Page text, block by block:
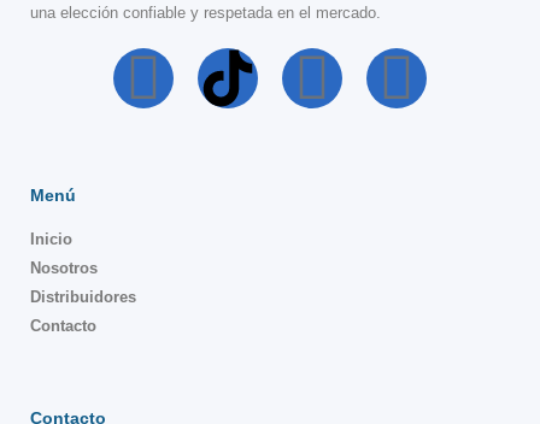
una elección confiable y respetada en el mercado.
Menú
Inicio
Nosotros
Distribuidores
Contacto
Contacto